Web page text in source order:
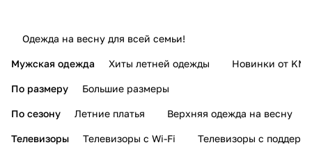
Одежда на весну для всей семьи!
Мужская одежда Хиты летней одежды Новинки от KMI
По размеру Большие размеры
По сезону Летние платья Верхняя одежда на весну
Телевизоры Телевизоры с Wi-Fi Телевизоры с